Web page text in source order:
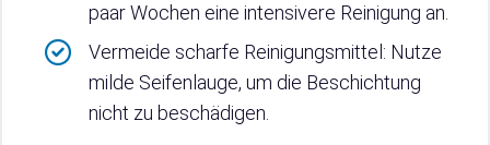
paar Wochen eine intensivere Reinigung an.
Vermeide scharfe Reinigungsmittel: Nutze
milde Seifenlauge, um die Beschichtung
nicht zu beschädigen.